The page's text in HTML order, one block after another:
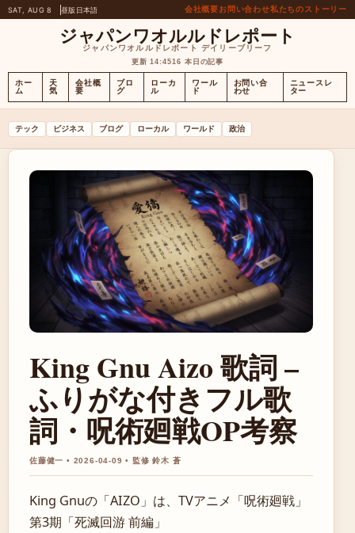
SAT, AUG 8 昼版 日本語 会社概要お問い合わせ私たちのストーリー
ジャパンワオルルドレポート
ジャパンワオルルドレポート デイリーブリーフ
更新 14:4516 本日の記事
ホー
ム
天
気
会社概
要
ブロ
グ
ローカ
ル
ワール
ド
お問い合
わせ
ニュースレ
ター
テック ビジネス ブログ ローカル ワールド 政治
King Gnu Aizo 歌詞 –
ふりがな付きフル歌
詞・呪術廻戦OP考察
佐藤健一 • 2026-04-09 • 監修 鈴木 蒼
King Gnuの「AIZO」は、TVアニメ「呪術廻戦」
第3期「死滅回游 前編」